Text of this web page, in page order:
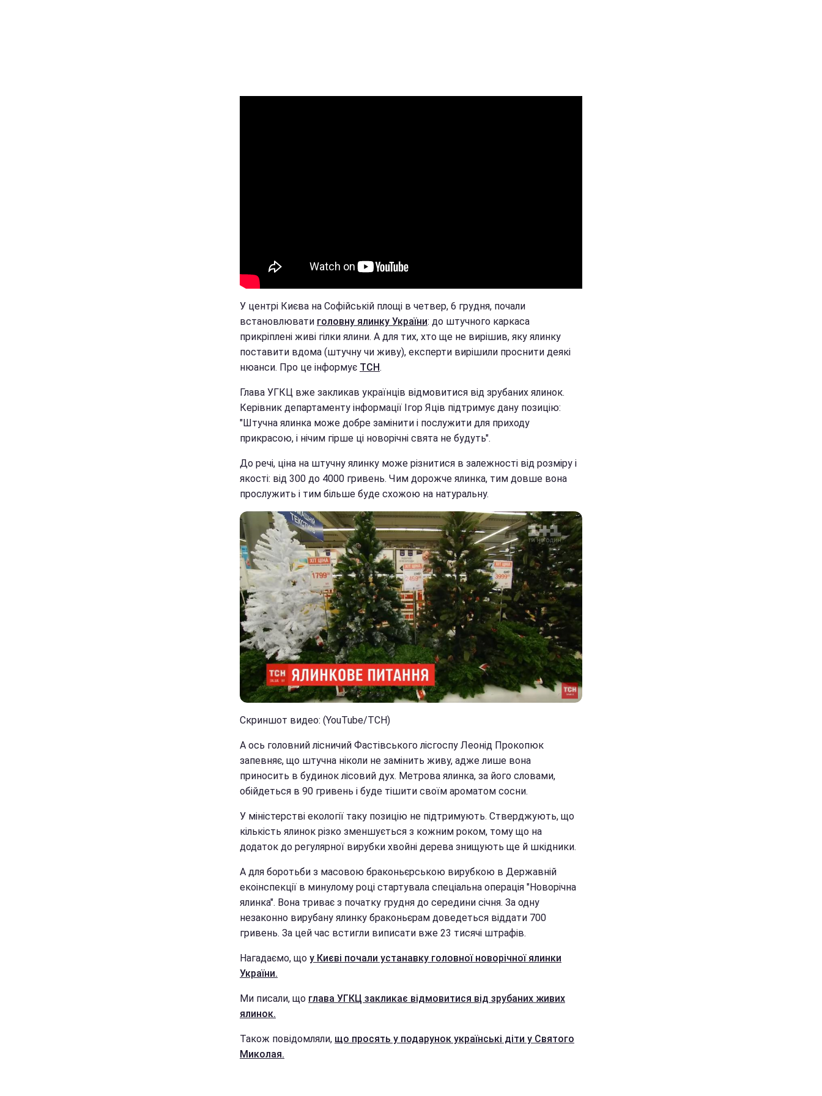
У центрі Києва на Софійській площі в четвер, 6 грудня, почали
встановлювати головну ялинку України: до штучного каркаса
прикріплені живі гілки ялини. А для тих, хто ще не вирішив, яку ялинку
поставити вдома (штучну чи живу), експерти вирішили проснити деякі
нюанси. Про це інформує ТСН.
Глава УГКЦ вже закликав українців відмовитися від зрубаних ялинок.
Керівник департаменту інформації Ігор Яців підтримує дану позицію:
"Штучна ялинка може добре замінити і послужити для приходу
прикрасою, і нічим гірше ці новорічні свята не будуть".
До речі, ціна на штучну ялинку може різнитися в залежності від розміру і
якості: від 300 до 4000 гривень. Чим дорожче ялинка, тим довше вона
прослужить і тим більше буде схожою на натуральну.
Скриншот видео: (YouTube/ТСН)
А ось головний лісничий Фастівського лісгоспу Леонід Прокопюк
запевняє, що штучна ніколи не замінить живу, адже лише вона
приносить в будинок лісовий дух. Метрова ялинка, за його словами,
обійдеться в 90 гривень і буде тішити своїм ароматом сосни.
У міністерстві екології таку позицію не підтримують. Стверджують, що
кількість ялинок різко зменшується з кожним роком, тому що на
додаток до регулярної вирубки хвойні дерева знищують ще й шкідники.
А для боротьби з масовою браконьєрською вирубкою в Державній
екоінспекції в минулому році стартувала спеціальна операція "Новорічна
ялинка". Вона триває з початку грудня до середини січня. За одну
незаконно вирубану ялинку браконьєрам доведеться віддати 700
гривень. За цей час встигли виписати вже 23 тисячі штрафів.
Нагадаємо, що у Києві почали устанавку головної новорічної ялинки
України.
Ми писали, що глава УГКЦ закликає відмовитися від зрубаних живих
ялинок.
Також повідомляли, що просять у подарунок українські діти у Святого
Миколая.